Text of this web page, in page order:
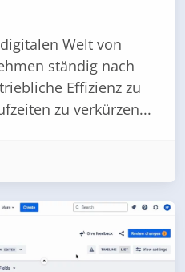
Welt von
ständig nach
Effizienz zu
zu verkürzen...